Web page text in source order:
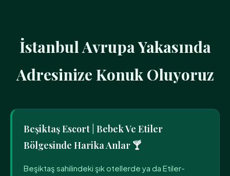
İstanbul Avrupa Yakasında
Adresinize Konuk Oluyoruz
Beşiktaş Escort | Bebek Ve Etiler
Bölgesinde Harika Anlar 🍸
Beşiktaş sahilindeki şık otellerde ya da Etiler-